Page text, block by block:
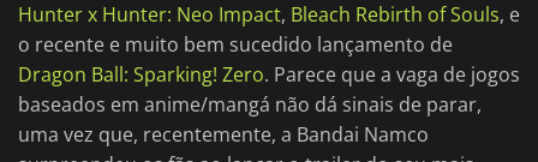
Hunter x Hunter: Neo Impact, Bleach Rebirth of Souls, e
o recente e muito bem sucedido lançamento de
Dragon Ball: Sparking! Zero. Parece que a vaga de jogos
baseados em anime/mangá não dá sinais de parar,
uma vez que, recentemente, a Bandai Namco